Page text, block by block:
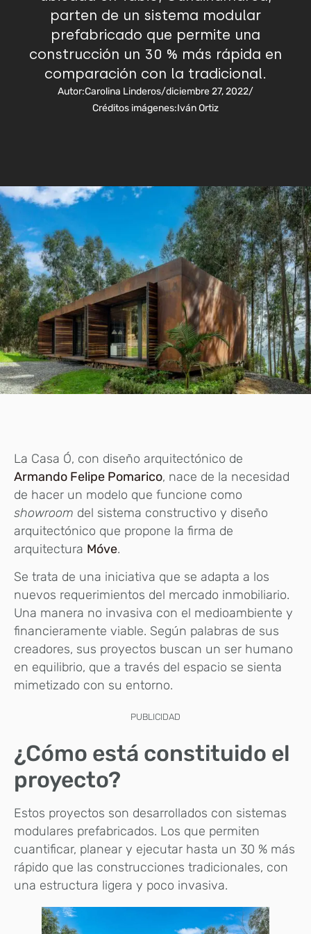
parten de un sistema modular
prefabricado que permite una
construcción un 30 % más rápida en
comparación con la tradicional.
Autor:Carolina Linderos/diciembre 27, 2022/
Créditos imágenes:Iván Ortiz
La Casa Ó, con diseño arquitectónico de
Armando Felipe Pomarico, nace de la necesidad
de hacer un modelo que funcione como
showroom del sistema constructivo y diseño
arquitectónico que propone la firma de
arquitectura Móve.
Se trata de una iniciativa que se adapta a los
nuevos requerimientos del mercado inmobiliario.
Una manera no invasiva con el medioambiente y
financieramente viable. Según palabras de sus
creadores, sus proyectos buscan un ser humano
en equilibrio, que a través del espacio se sienta
mimetizado con su entorno.
PUBLICIDAD
¿Cómo está constituido el
proyecto?
Estos proyectos son desarrollados con sistemas
modulares prefabricados. Los que permiten
cuantificar, planear y ejecutar hasta un 30 % más
rápido que las construcciones tradicionales, con
una estructura ligera y poco invasiva.